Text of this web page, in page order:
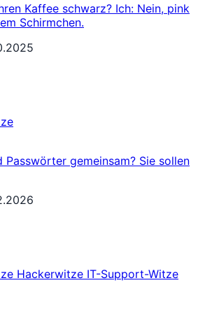
Kaffee schwarz? Ich: Nein, pink
Schirmchen.
Passwörter gemeinsam? Sie sollen
Hackerwitze IT-Support-Witze